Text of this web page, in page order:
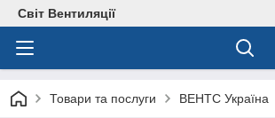
Світ Вентиляції
Товари та послуги ВЕНТС Україна